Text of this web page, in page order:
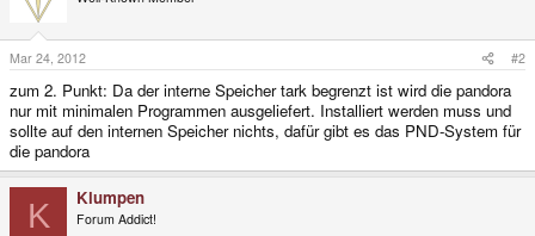
Mar 24, 2012 #2
zum 2. Punkt: Da der interne Speicher tark begrenzt ist wird die pandora
nur mit minimalen Programmen ausgeliefert. Installiert werden muss und
sollte auf den internen Speicher nichts, dafür gibt es das PND-System für
die pandora
K Klumpen
Forum Addict!